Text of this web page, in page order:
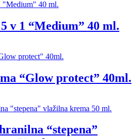
v 1 “Medium” 40 ml.
“Glow protect” 40ml.
“stepena”